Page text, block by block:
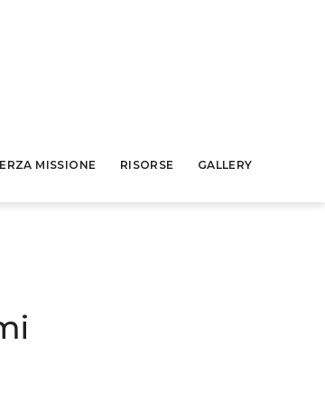
MISSIONE RISORSE GALLERY